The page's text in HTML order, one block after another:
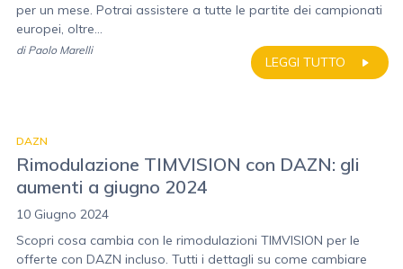
per un mese. Potrai assistere a tutte le partite dei campionati
europei, oltre...
LEGGI TUTTO
di Paolo Marelli
DAZN
Rimodulazione TIMVISION con DAZN: gli
aumenti a giugno 2024
10 Giugno 2024
Scopri cosa cambia con le rimodulazioni TIMVISION per le
offerte con DAZN incluso. Tutti i dettagli su come cambiare